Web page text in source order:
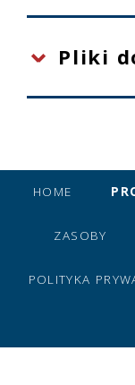
Pliki
HOME
ZASOBY
POLITYKA